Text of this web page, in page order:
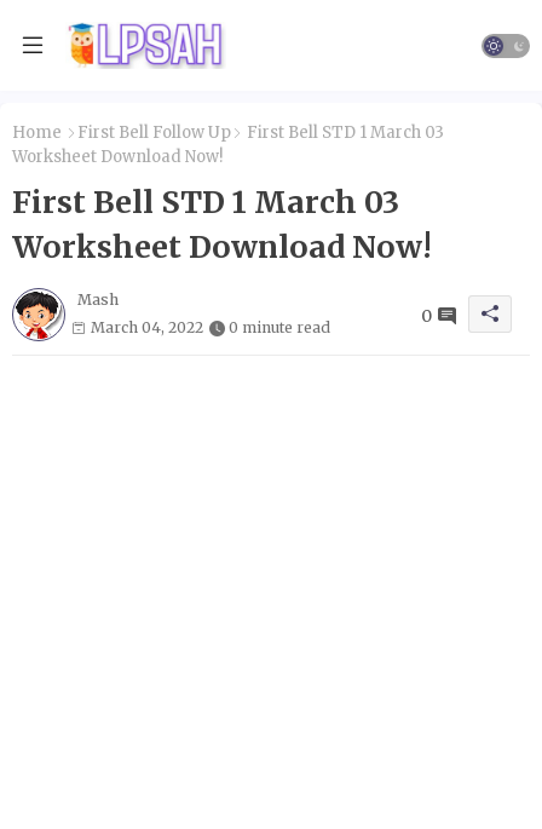
Home First Bell Follow Up
First Bell STD 1 March 03
Worksheet Download Now!
First Bell STD 1 March 03
Worksheet Download Now!
Mash
March 04, 2022
0 minute read
0